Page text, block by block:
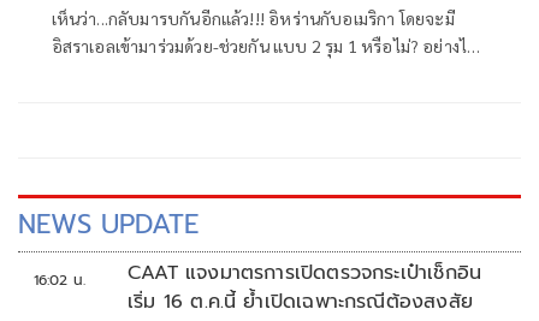
เห็นว่า...กลับมารบกันอีกแล้ว!!! อิหร่านกับอเมริกา โดยจะมี
อิสราเอลเข้ามาร่วมด้วย-ช่วยกัน แบบ 2 รุม 1 หรือไม่? อย่างไร?
NEWS UPDATE
16:02 น.
CAAT แจงมาตรการเปิดตรวจกระเป๋าเช็กอิน
เริ่ม 16 ต.ค.นี้ ย้ำเปิดเฉพาะกรณีต้องสงสัย